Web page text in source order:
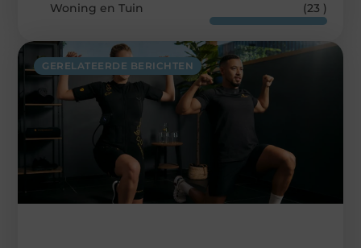
GERELATEERDE BERICHTEN
Woning en Tuin
(23 )